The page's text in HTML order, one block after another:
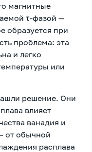
магнитные
τ-фазой —
образуется при
проблема: эта
и легко
или
решение. Они
влияет
ванадия и
от обычной
расплава